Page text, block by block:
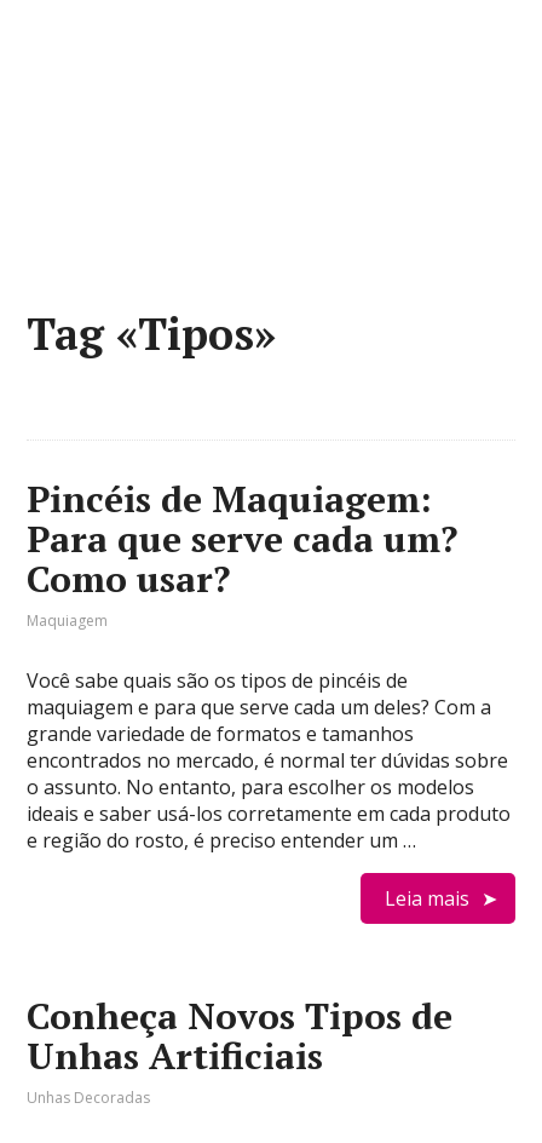
Tag «Tipos»
Pincéis de Maquiagem:
Para que serve cada um?
Como usar?
Maquiagem
Você sabe quais são os tipos de pincéis de
maquiagem e para que serve cada um deles? Com a
grande variedade de formatos e tamanhos
encontrados no mercado, é normal ter dúvidas sobre
o assunto. No entanto, para escolher os modelos
ideais e saber usá-los corretamente em cada produto
e região do rosto, é preciso entender um …
Leia mais
Conheça Novos Tipos de
Unhas Artificiais
Unhas Decoradas